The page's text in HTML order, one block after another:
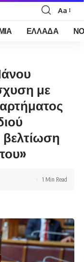
Font
Resizer
Aa
ΕΛΛΑΔΑ
με
1 Min Read